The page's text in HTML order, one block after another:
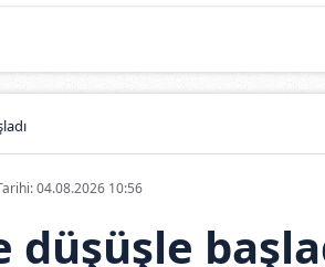
04.08.2026 10:56
düşüşle